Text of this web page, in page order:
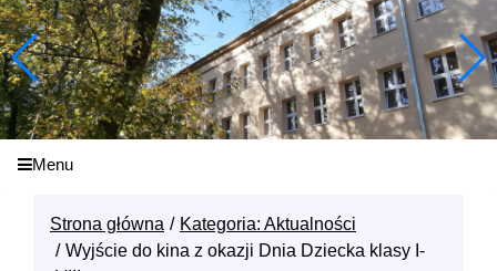
Menu
Strona główna
Kategoria: Aktualności
Wyjście do kina z okazji Dnia Dziecka klasy I-